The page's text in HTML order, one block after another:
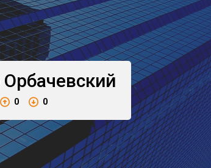
Орбачевский
0 0